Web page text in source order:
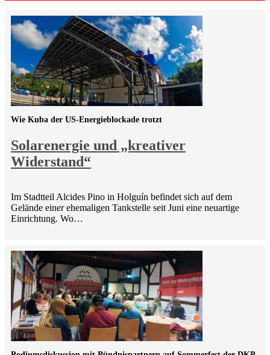
Solarenergie und „kreativer
Widerstand“
Wie Kuba der US-Energieblockade trotzt
Im Stadtteil Alcides Pino in Holguín befindet sich auf dem
Gelände einer ehemaligen Tankstelle seit Juni eine neuartige
Einrichtung. Wo…